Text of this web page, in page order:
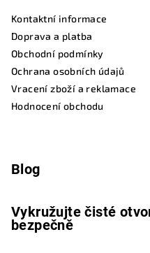
Kontaktní informace
Doprava a platba
Obchodní podmínky
Ochrana osobních údajů
Vracení zboží a reklamace
Hodnocení obchodu
Blog
Vykružujte čisté
bezpečně